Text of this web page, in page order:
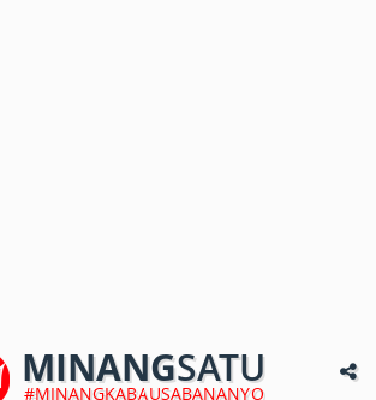
MINANGSATU
#MINANGKABAUSABANANYO